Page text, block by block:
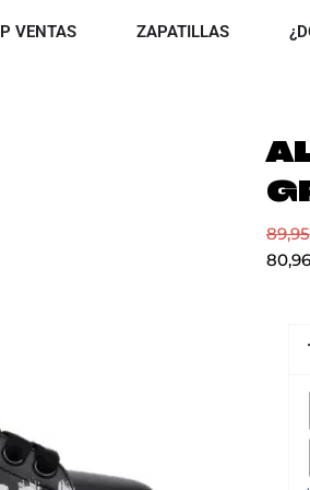
VENTAS OPEN TOP VENTAS
ZAPATILLAS OPEN
80,96